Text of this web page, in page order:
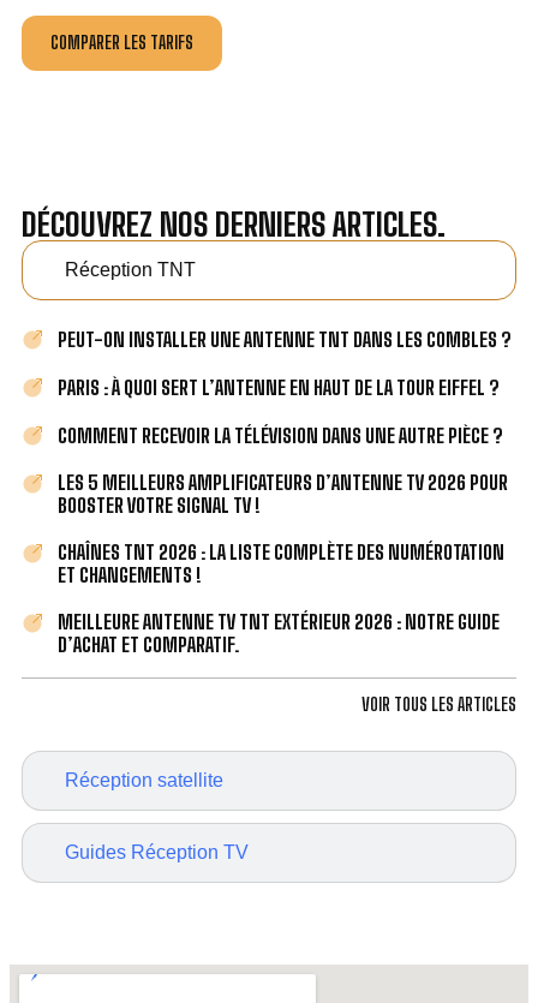
COMPARER LES TARIFS
DÉCOUVREZ NOS DERNIERS ARTICLES.
Réception TNT
Réception satellite
Guides Réception TV
PEUT-ON INSTALLER UNE ANTENNE TNT DANS LES COMBLES ?
PARIS : À QUOI SERT L’ANTENNE EN HAUT DE LA TOUR EIFFEL ?
COMMENT RECEVOIR LA TÉLÉVISION DANS UNE AUTRE PIÈCE ?
LES 5 MEILLEURS AMPLIFICATEURS D’ANTENNE TV 2026 POUR
BOOSTER VOTRE SIGNAL TV !
CHAÎNES TNT 2026 : LA LISTE COMPLÈTE DES NUMÉROTATION
ET CHANGEMENTS !
MEILLEURE ANTENNE TV TNT EXTÉRIEUR 2026 : NOTRE GUIDE
D’ACHAT ET COMPARATIF.
VOIR TOUS LES ARTICLES